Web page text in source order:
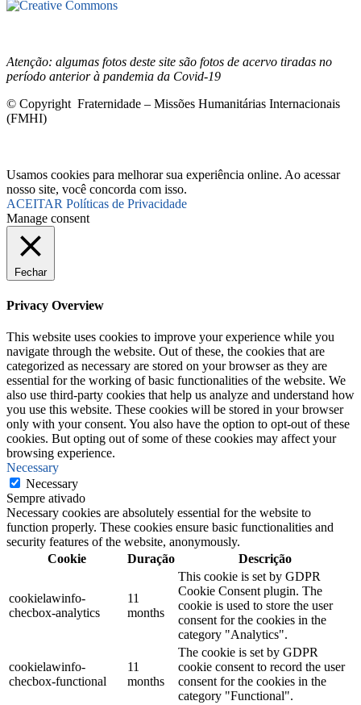
Atenção: algumas fotos deste site são fotos de acervo tiradas no
período anterior à pandemia da Covid-19
© Copyright Fraternidade – Missões Humanitárias Internacionais
(FMHI)
Usamos cookies para melhorar sua experiência online. Ao acessar
nosso site, você concorda com isso.
ACEITAR Políticas de Privacidade
Manage consent
Fechar
Privacy Overview
This website uses cookies to improve your experience while you
navigate through the website. Out of these, the cookies that are
categorized as necessary are stored on your browser as they are
essential for the working of basic functionalities of the website. We
also use third-party cookies that help us analyze and understand how
you use this website. These cookies will be stored in your browser
only with your consent. You also have the option to opt-out of these
cookies. But opting out of some of these cookies may affect your
browsing experience.
Necessary
Necessary
Sempre ativado
Necessary cookies are absolutely essential for the website to
function properly. These cookies ensure basic functionalities and
security features of the website, anonymously.
Cookie
Duração Descrição
cookielawinfo-
checbox-analytics
11
months
This cookie is set by GDPR
Cookie Consent plugin. The
cookie is used to store the user
consent for the cookies in the
category "Analytics".
cookielawinfo-
checbox-functional
11
months
The cookie is set by GDPR
cookie consent to record the user
consent for the cookies in the
category "Functional".